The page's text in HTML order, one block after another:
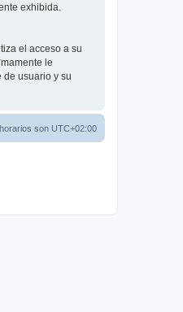
exhibida.
el acceso a su
le
de usuario y su
son UTC+02:00